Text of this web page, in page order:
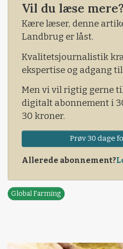
arbejde med.Begge ser
proteiningredienser som
vækst.
Vil du læse
Kære læser, denne
Landbrug er låst.
Kvalitetsjournalistik
ekspertise og adgang
Men vi vil rigtig gerne
digitalt abonnement i
30 kroner.
Prøv 30 dage
Allerede abonnement?
Global Farming